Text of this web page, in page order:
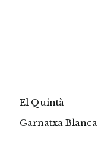
El Quintà
Garnatxa Blanca